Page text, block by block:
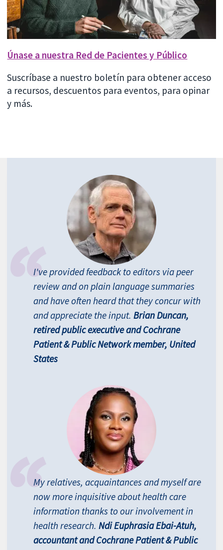
Únase a nuestra Red de Pacientes y Público
Suscríbase a nuestro boletín para obtener acceso
a recursos, descuentos para eventos, para opinar
y más.
I've provided feedback to editors via peer
review and on plain language summaries
and have often heard that they concur with
and appreciate the input. Brian Duncan,
retired public executive and Cochrane
Patient & Public Network member, United
States
My relatives, acquaintances and myself are
now more inquisitive about health care
information thanks to our involvement in
health research. Ndi Euphrasia Ebai-Atuh,
accountant and Cochrane Patient & Public